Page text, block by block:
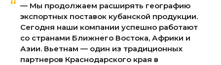
— Мы продолжаем расширять географию
экспортных поставок кубанской продукции.
Сегодня наши компании успешно работают
со странами Ближнего Востока, Африки и
Азии. Вьетнам — один из традиционных
партнеров Краснодарского края в